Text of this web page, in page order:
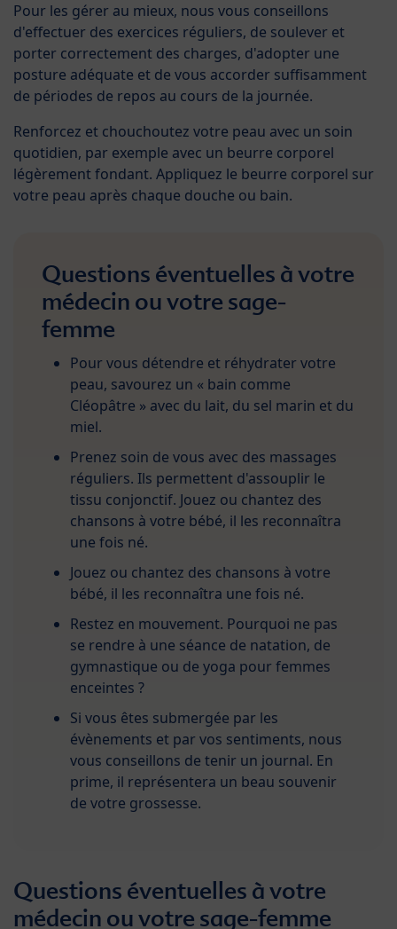
Pour les gérer au mieux, nous vous conseillons
d'effectuer des exercices réguliers, de soulever et
porter correctement des charges, d'adopter une
posture adéquate et de vous accorder suffisamment
de périodes de repos au cours de la journée.
Renforcez et chouchoutez votre peau avec un soin
quotidien, par exemple avec un beurre corporel
légèrement fondant. Appliquez le beurre corporel sur
votre peau après chaque douche ou bain.
Questions éventuelles à votre
médecin ou votre sage-
femme
Pour vous détendre et réhydrater votre
peau, savourez un « bain comme
Cléopâtre » avec du lait, du sel marin et du
miel.
Prenez soin de vous avec des massages
réguliers. Ils permettent d'assouplir le
tissu conjonctif. Jouez ou chantez des
chansons à votre bébé, il les reconnaîtra
une fois né.
Jouez ou chantez des chansons à votre
bébé, il les reconnaîtra une fois né.
Restez en mouvement. Pourquoi ne pas
se rendre à une séance de natation, de
gymnastique ou de yoga pour femmes
enceintes ?
Si vous êtes submergée par les
évènements et par vos sentiments, nous
vous conseillons de tenir un journal. En
prime, il représentera un beau souvenir
de votre grossesse.
Questions éventuelles à votre
médecin ou votre sage-femme